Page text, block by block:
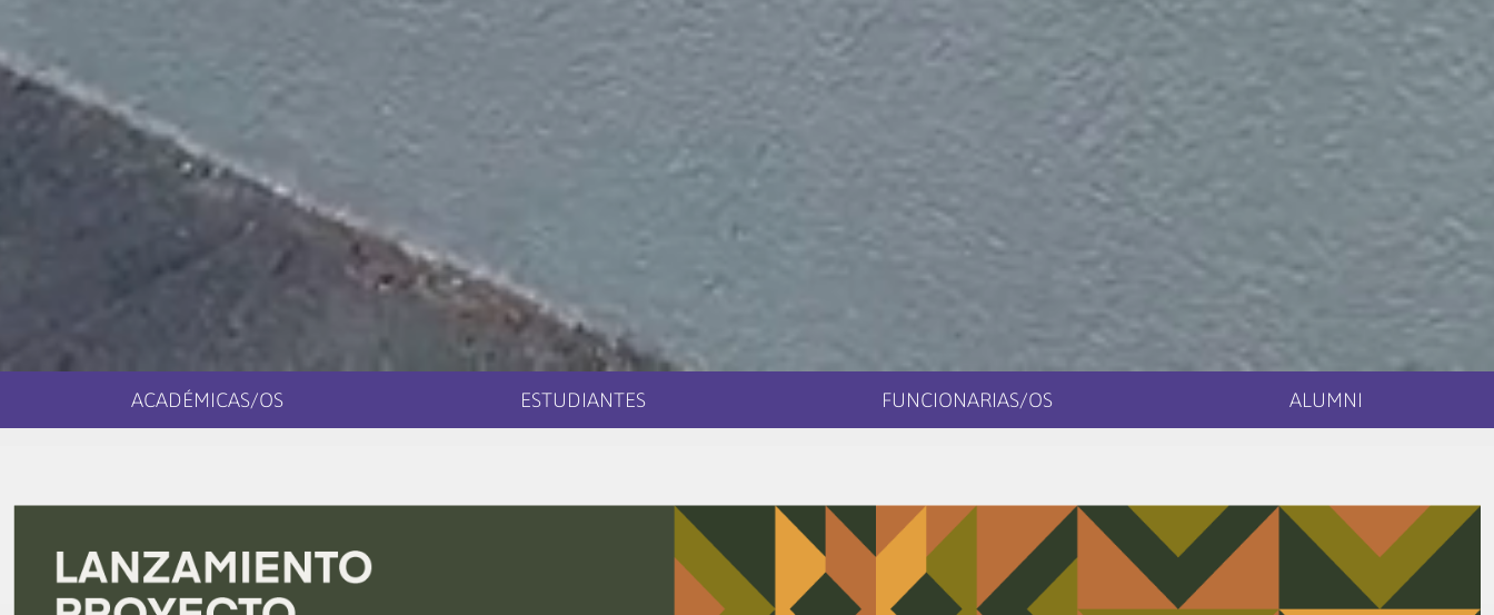
ACADÉMICAS/OS ESTUDIANTES FUNCIONARIAS/OS ALUMNI